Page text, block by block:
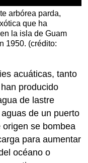
arbórea parda,
que ha
la isla de Guam
1950. (crédito:
acuáticas, tanto
producido
de lastre
de un puerto
se bombea
para aumentar
océano o